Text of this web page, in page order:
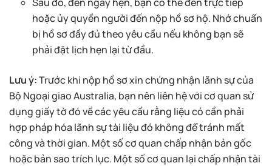
hoặc ủy quyền người đến nộp hồ sơ hộ. Nhớ chuẩn
bị hồ sơ đầy đủ theo yêu cầu nếu không bạn sẽ
phải đặt lịch hẹn lại từ đầu.
Lưu ý:Trước khi nộp hồ sơ xin chứng nhận lãnh sự của
Bộ Ngoại giao Australia, bạn nên liên hệ với cơ quan sử
dụng giấy tờ đó về các yêu cầu rằng liệu có cần phải
hợp pháp hóa lãnh sự tài liệu đó không để tránh mất
công và thời gian. Một số cơ quan chấp nhận bản gốc
hoặc bản sao trích lục. Một số cơ quan lại chấp nhận tài